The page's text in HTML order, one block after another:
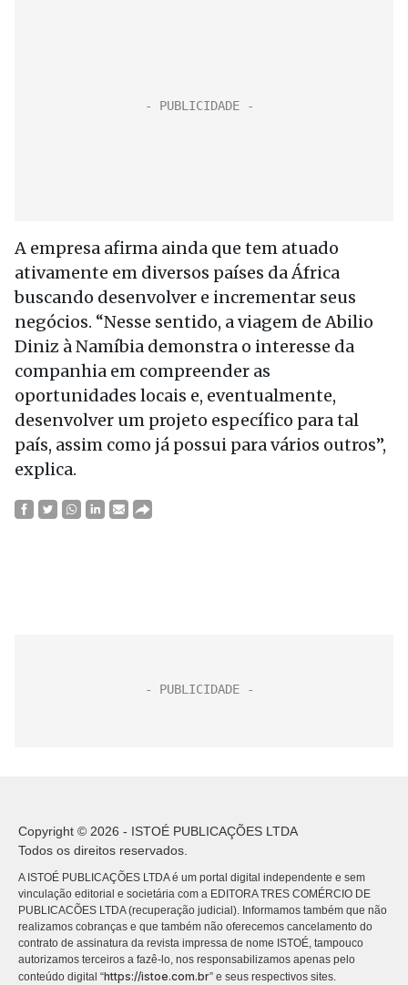
A empresa afirma ainda que tem atuado
ativamente em diversos países da África
buscando desenvolver e incrementar seus
negócios. “Nesse sentido, a viagem de Abilio
Diniz à Namíbia demonstra o interesse da
companhia em compreender as
oportunidades locais e, eventualmente,
desenvolver um projeto específico para tal
país, assim como já possui para vários outros”,
explica.
Copyright © 2026 - ISTOÉ PUBLICAÇÕES LTDA
Todos os direitos reservados.
A ISTOÉ PUBLICAÇÕES LTDA é um portal digital independente e sem
vinculação editorial e societária com a EDITORA TRES COMÉRCIO DE
PUBLICACÕES LTDA (recuperação judicial). Informamos também que não
realizamos cobranças e que também não oferecemos cancelamento do
contrato de assinatura da revista impressa de nome ISTOÉ, tampouco
autorizamos terceiros a fazê-lo, nos responsabilizamos apenas pelo
conteúdo digital “https://istoe.com.br” e seus respectivos sites.